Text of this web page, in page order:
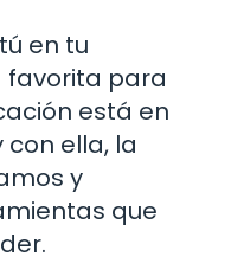
en tu
para
está en
ella, la
y
que